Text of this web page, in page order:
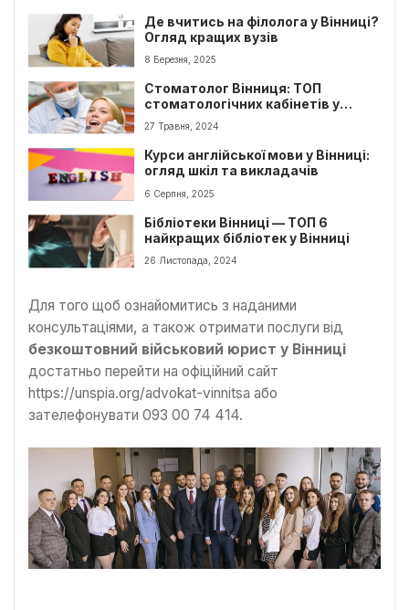
Де вчитись на філолога у Вінниці?
Огляд кращих вузів
8 Березня, 2025
Стоматолог Вінниця: ТОП
стоматологічних кабінетів у
Вінниці
27 Травня, 2024
Курси англійської мови у Вінниці:
огляд шкіл та викладачів
6 Серпня, 2025
Бібліотеки Вінниці — ТОП 6
найкращих бібліотек у Вінниці
26 Листопада, 2024
Для того щоб ознайомитись з наданими
консультаціями, а також отримати послуги від
безкоштовний військовий юрист у Вінниці
достатньо перейти на офіційний сайт
https://unspia.org/advokat-vinnitsa або
зателефонувати 093 00 74 414.